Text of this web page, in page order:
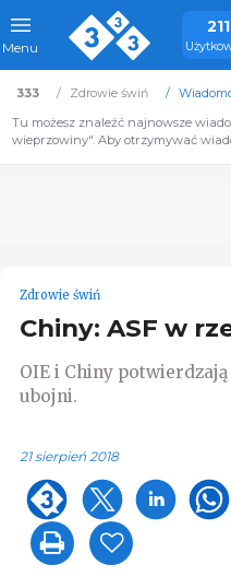
Menu
333 Zdrowie świń
Tu możesz znaleźć najnowsze
wieprzowiny". Aby otrzymywać
Zdrowie świń
Chiny: ASF w
OIE i Chiny
ubojni.
21 sierpień 2018